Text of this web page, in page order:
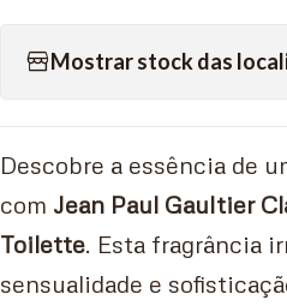
Mostrar stock das
Descobre a essência de
com Jean Paul Gaultier
Toilette. Esta fragrância
sensualidade e